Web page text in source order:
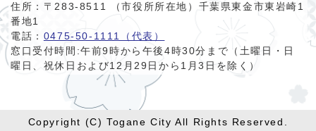
住所：〒283-8511 （市役所所在地）千葉県東金市東岩崎1
番地1
電話： 0475-50-1111（代表）
窓口受付時間:午前9時から午後4時30分まで（土曜日・日
曜日、祝休日および12月29日から1月3日を除く）
Copyright (C) Togane City All Rights Reserved.